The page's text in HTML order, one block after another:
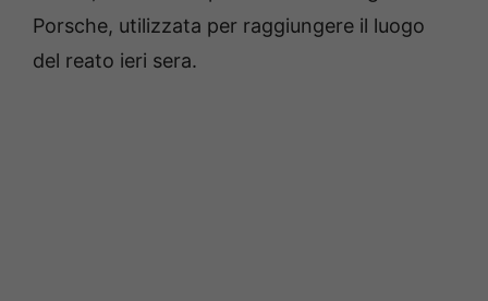
Porsche, utilizzata per raggiungere il luogo
del reato ieri sera.